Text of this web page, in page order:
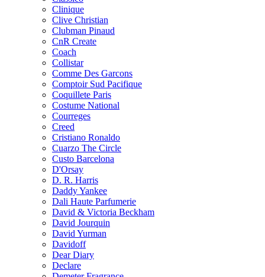
Clinique
Clive Christian
Clubman Pinaud
CnR Create
Coach
Collistar
Comme Des Garcons
Comptoir Sud Pacifique
Coquillete Paris
Costume National
Courreges
Creed
Cristiano Ronaldo
Cuarzo The Circle
Custo Barcelona
D'Orsay
D. R. Harris
Daddy Yankee
Dali Haute Parfumerie
David & Victoria Beckham
David Jourquin
David Yurman
Davidoff
Dear Diary
Declare